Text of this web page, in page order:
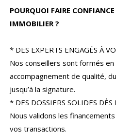
POURQUOI FAIRE
IMMOBILIER ?
* DES EXPERTS ENGAGÉS À
Nos conseillers sont formés
accompagnement de qualité,
jusqu’à la signature.
* DES DOSSIERS SOLIDES DÈS
Nous validons les
vos transactions.
AFFINER
COUPS DE COEUR